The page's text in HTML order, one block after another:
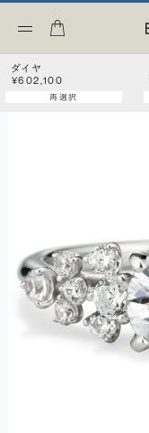
ダイヤ
¥602,100
再選択